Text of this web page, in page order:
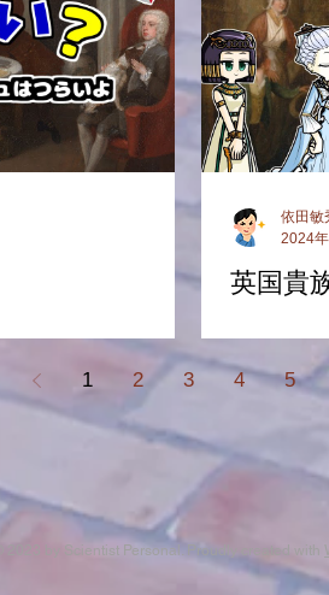
英国貴
依田
2024
1 2 3 4 5
© 2023 by Scientist Personal. Proudly created with